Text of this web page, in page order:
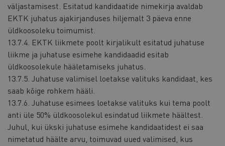
väljastamisest. Esitatud kandidaatide nimekirja avaldab
EKTK juhatus ajakirjanduses hiljemalt 3 päeva enne
üldkoosoleku toimumist.
13.7.4. EKTK liikmete poolt kirjalikult esitatud juhatuse
liikme ja juhatuse esimehe kandidaadid esitab
üldkoosolekule hääletamiseks juhatus.
13.7.5. Juhatuse valimisel loetakse valituks kandidaat, kes
saab kõige rohkem hääli.
13.7.6. Juhatuse esimees loetakse valituks kui tema poolt
anti üle 50% üldkoosolekul esindatud liikmete häältest.
Juhul, kui ükski juhatuse esimehe kandidaatidest ei saa
nimetatud häälte arvu, toimuvad uued valimised, kus